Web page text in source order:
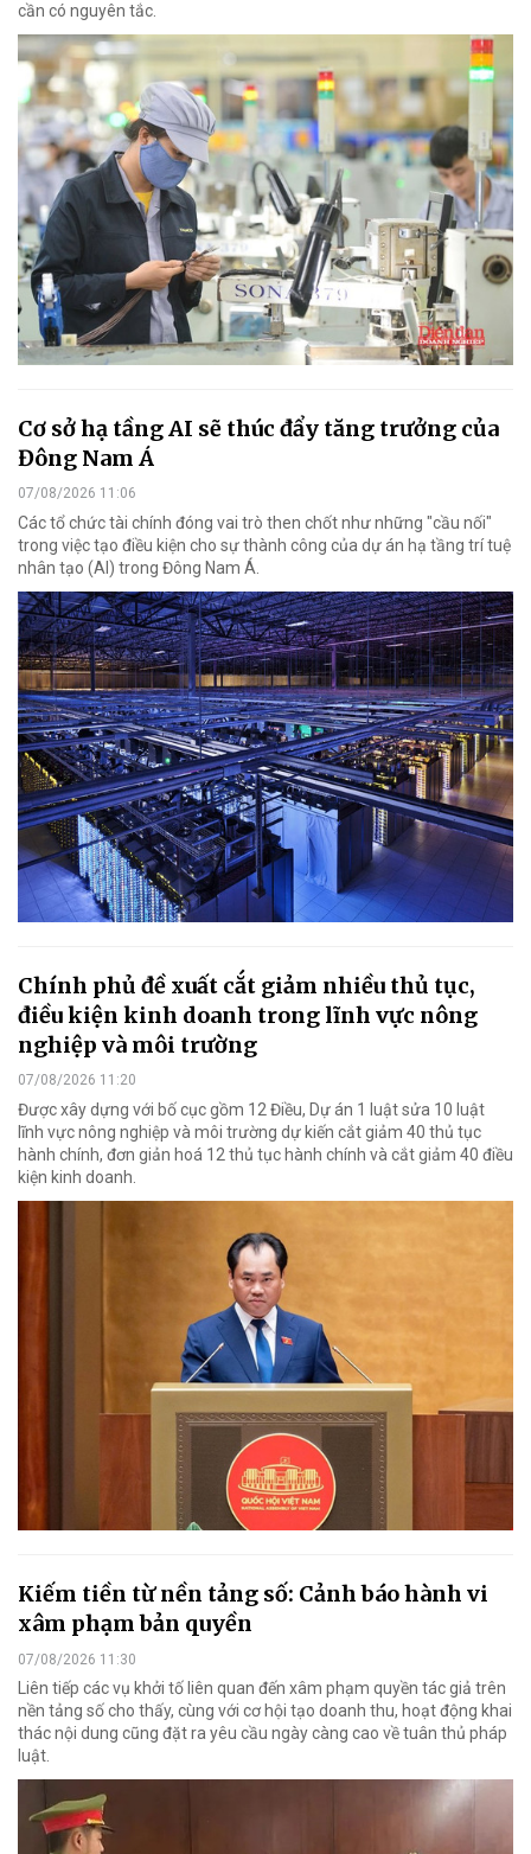
cần có nguyên tắc.
Cơ sở hạ tầng AI sẽ thúc đẩy tăng trưởng của
Đông Nam Á
07/08/2026 11:06
Các tổ chức tài chính đóng vai trò then chốt như những "cầu nối"
trong việc tạo điều kiện cho sự thành công của dự án hạ tầng trí tuệ
nhân tạo (AI) trong Đông Nam Á.
Chính phủ đề xuất cắt giảm nhiều thủ tục,
điều kiện kinh doanh trong lĩnh vực nông
nghiệp và môi trường
07/08/2026 11:20
Được xây dựng với bố cục gồm 12 Điều, Dự án 1 luật sửa 10 luật
lĩnh vực nông nghiệp và môi trường dự kiến cắt giảm 40 thủ tục
hành chính, đơn giản hoá 12 thủ tục hành chính và cắt giảm 40 điều
kiện kinh doanh.
Kiếm tiền từ nền tảng số: Cảnh báo hành vi
xâm phạm bản quyền
07/08/2026 11:30
Liên tiếp các vụ khởi tố liên quan đến xâm phạm quyền tác giả trên
nền tảng số cho thấy, cùng với cơ hội tạo doanh thu, hoạt động khai
thác nội dung cũng đặt ra yêu cầu ngày càng cao về tuân thủ pháp
luật.